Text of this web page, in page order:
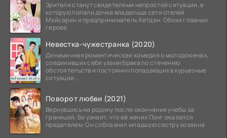
Зрители станут свидетелями непростой ситуации, в
которую попали дочка владельца сети отелей
Мэйсарин и предприниматель Кетдэн. Обоих главных
героев
Невестка-чужестранка (2020)
Динамичная романтическая комедия о молодоженах,
соединивших себя узами брака по стечению
обстоятельств и постоянно попадающих в курьезные
ситуации...
Поворот любви (2021)
Вернувшись на родину после окончания учебы за
границей, Бо узнает, что её жених Понг оказался
предателем. Он соблазнил младшую сестру хозяина